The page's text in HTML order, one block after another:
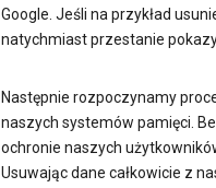
Google. Jeśli na przykład
natychmiast przestanie
Następnie rozpoczynamy
naszych systemów pamięci.
ochronie naszych
Usuwając dane całkowicie z